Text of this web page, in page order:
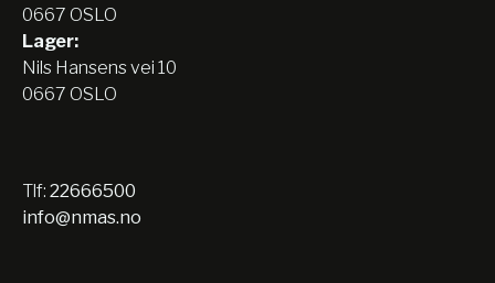
0667 OSLO
Lager:
Nils Hansens vei 10
0667 OSLO
Tlf: 22666500
info@nmas.no